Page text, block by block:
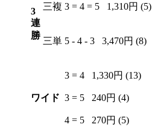
3
連
勝
三複 3 = 4 = 5 1,310円 (5)
三単 5 - 4 - 3 3,470円 (8)
ワイド
3 = 4 1,330円 (13)
3 = 5 240円 (4)
4 = 5 270円 (5)